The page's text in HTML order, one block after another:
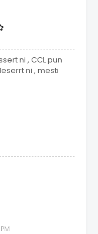
ni , CCL pun
ni , mesti